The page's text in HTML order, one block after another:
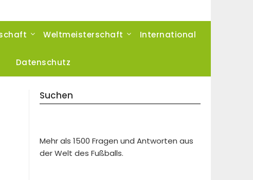
Weltmeisterschaft International
Datenschutz
Suchen
Mehr als 1500 Fragen und Antworten aus
der Welt des Fußballs.